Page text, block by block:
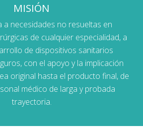
MISIÓN
a necesidades no resueltas en
de cualquier especialidad, a
de dispositivos sanitarios
con el apoyo y la implicación
original hasta el producto final, de
médico de larga y probada
trayectoria.